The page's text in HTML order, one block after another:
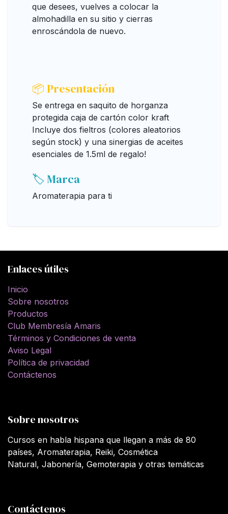
que desees, vuelves a colocar la
almohadilla en su sitio y cierras
enroscándola de nuevo.
📦 Presentación
Se entrega en saquito de horganza
protegida caja de cartón color kraft
Incluye dos fieltros (colores aleatorios
según stock) y una sinergias de aceites
esenciales de 1.5ml de regalo!
🏷️ Marca
Aromaterapia para ti
Enlaces útiles
Inicio
Sobre nosotros
Productos
Club Membresía Amaris
Términos y Condiciones de venta
Aviso Legal
Política de privacidad
Contáctenos
Sobre nosotros
Cursos en habla hispana que llegan a más de 80
países, Aromaterapia, Reiki, Cosmética
Natural, Jabonería, Gemoterapia y otras temáticas
Contáctenos